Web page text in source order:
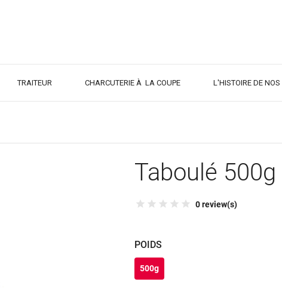
TRAITEUR CHARCUTERIE À LA COUPE L'HISTOIRE DE NOS
Taboulé 500g
0 review(s)
POIDS
500g